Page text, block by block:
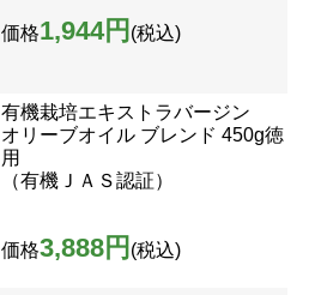
価格1,944円 (税込)
有機栽培エキストラバージン
オリーブオイル ブレンド 450g徳
用
（有機ＪＡＳ認証）
価格3,888円 (税込)